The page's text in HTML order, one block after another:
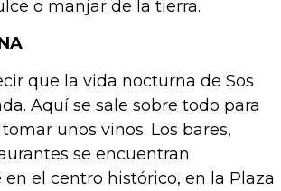
o manjar de la tierra.
que la vida nocturna de Sos
Aquí se sale sobre todo para
unos vinos. Los bares,
se encuentran
el centro histórico, en la Plaza